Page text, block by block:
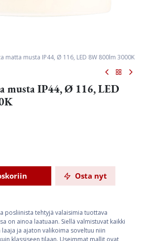
matta musta IP44, Ø 116, LED 8W 800lm 3000K
musta IP44, Ø 116, LED
Osta nyt
posliinista tehtyjä valaisimia tuottava
on ainoa laatuaan. Siellä valmistuvat kaikki
ja ajaton valikoima soveltuu niin
klassiseen tilaan. Useimmat mallit ovat